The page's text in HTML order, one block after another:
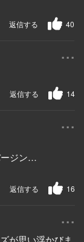
40
返信する
...
14
返信する
...
ジン…
16
返信する
...